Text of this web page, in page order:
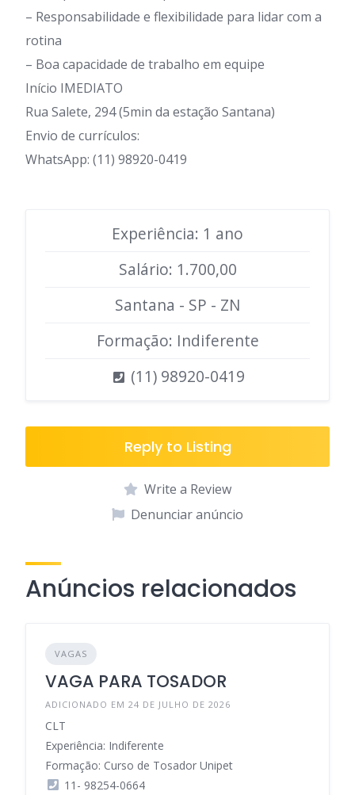
– Responsabilidade e flexibilidade para lidar com a
rotina
– Boa capacidade de trabalho em equipe
Início IMEDIATO
Rua Salete, 294 (5min da estação Santana)
Envio de currículos:
WhatsApp: (11) 98920-0419
Experiência: 1 ano
Salário: 1.700,00
Santana - SP - ZN
Formação: Indiferente
(11) 98920-0419
Reply to Listing
Write a Review
Denunciar anúncio
Anúncios relacionados
VAGAS
VAGA PARA TOSADOR
ADICIONADO EM 24 DE JULHO DE 2026
CLT
Experiência: Indiferente
Formação: Curso de Tosador Unipet
11- 98254-0664